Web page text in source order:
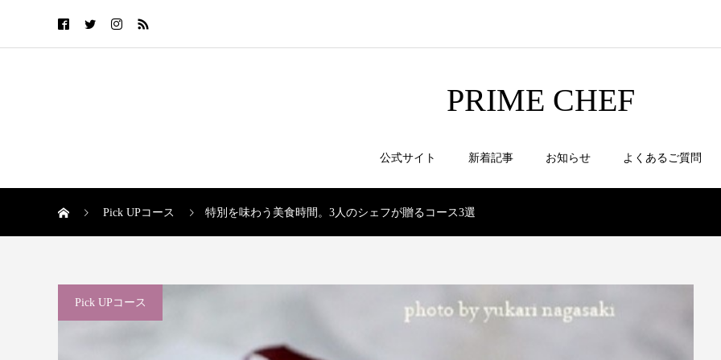
PRIME CHEF
公式サイト 新着記事 お知らせ よくあるご質問
Pick UPコース 特別を味わう美食時間。3人のシェフが贈るコース3選
Pick UPコース